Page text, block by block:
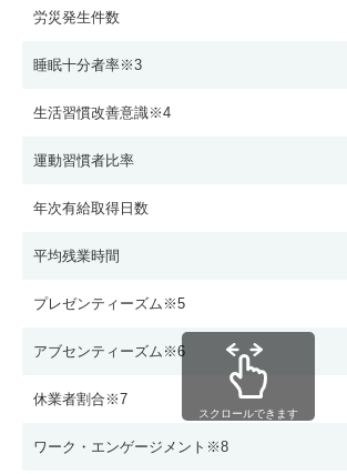
労災発生件数
睡眠十分者率※3
生活習慣改善意識※4
運動習慣者比率
年次有給取得日数
平均残業時間
プレゼンティーズム※5
アブセンティーズム※6
休業者割合※7
ワーク・エンゲージメント※8
スクロールできます